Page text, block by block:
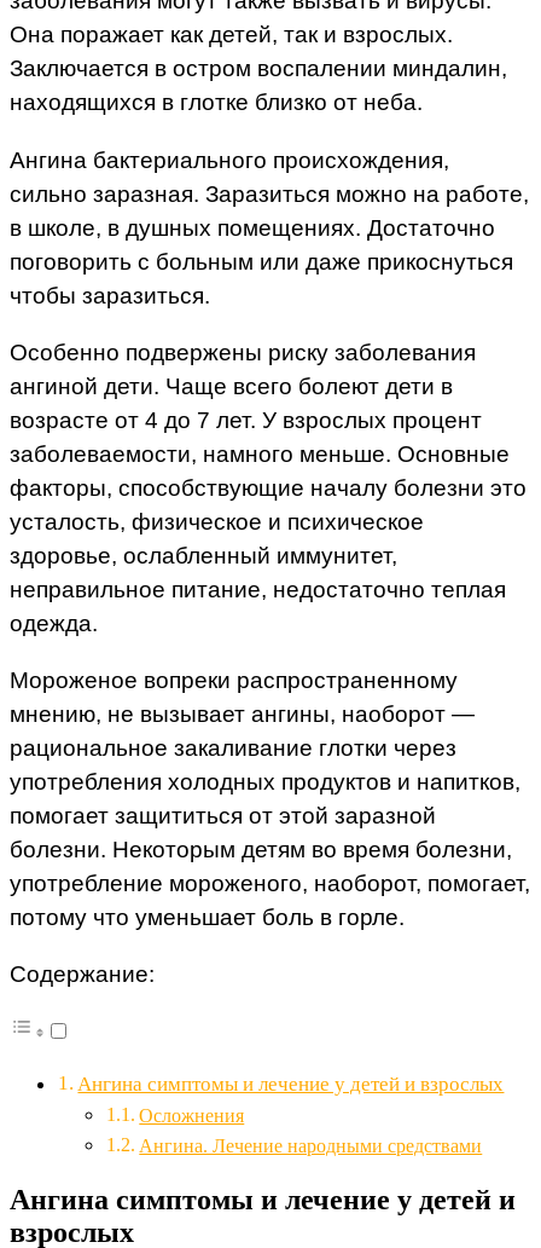
Она поражает как детей, так и взрослых.
Заключается в остром воспалении миндалин,
находящихся в глотке близко от неба.
Ангина бактериального происхождения,
сильно заразная. Заразиться можно на работе,
в школе, в душных помещениях. Достаточно
поговорить с больным или даже прикоснуться
чтобы заразиться.
Особенно подвержены риску заболевания
ангиной дети. Чаще всего болеют дети в
возрасте от 4 до 7 лет. У взрослых процент
заболеваемости, намного меньше. Основные
факторы, способствующие началу болезни это
усталость, физическое и психическое
здоровье, ослабленный иммунитет,
неправильное питание, недостаточно теплая
одежда.
Мороженое вопреки распространенному
мнению, не вызывает ангины, наоборот —
рациональное закаливание глотки через
употребления холодных продуктов и напитков,
помогает защититься от этой заразной
болезни. Некоторым детям во время болезни,
употребление мороженого, наоборот, помогает,
потому что уменьшает боль в горле.
Содержание:
Ангина симптомы и лечение у детей и взрослых
Осложнения
Ангина. Лечение народными средствами
Ангина симптомы и лечение у детей и
взрослых